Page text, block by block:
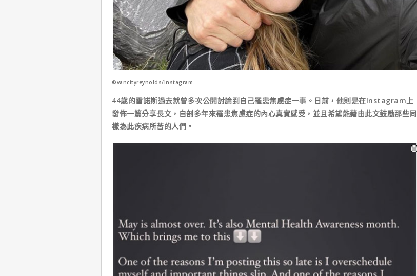
©vancityreynolds/Instagram
44歲的雷諾斯過去就曾多次公開討論到自己罹患焦慮症一事。日前，他則是在Instagram上
發佈一篇分享長文，自剖多年來罹患焦慮症的內心真實感受，並且希望能藉由此文鼓勵那些同
樣為此疾病所苦的人們。